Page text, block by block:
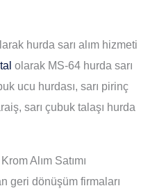
hurda sarı alım hizmeti
olarak MS-64 hurda sarı
ucu hurdası, sarı pirinç
sarı çubuk talaşı hurda
Alım Satımı
geri dönüşüm firmaları